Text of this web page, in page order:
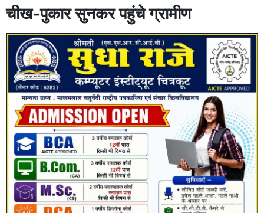
चीख-पुकार सुनकर पहुंचे ग्रामीण